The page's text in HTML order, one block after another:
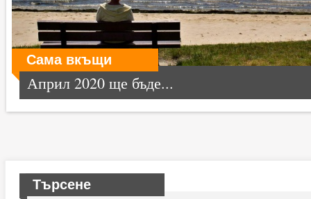
Сама вкъщи
Април 2020 ще бъде...
Търсене